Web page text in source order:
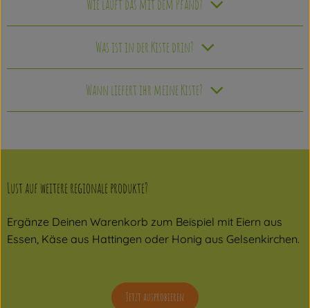
Wie läuft das mit dem Pfand?
Was ist in der Kiste drin?
Wann liefert ihr meine Kiste?
Lust auf weitere regionale produkte?
Ergänze Deinen Warenkorb zum Beispiel mit Eiern aus
Essen, Käse aus Hattingen oder Honig aus Gelsenkirchen.
Jetzt ausprobieren